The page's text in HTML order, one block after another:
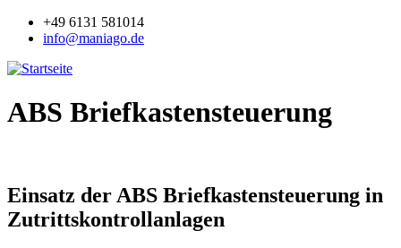
Jump to navigation
+49 6131 581014
info@maniago.de
ABS Briefkastensteuerung
Einsatz der ABS Briefkastensteuerung in
Zutrittskontrollanlagen